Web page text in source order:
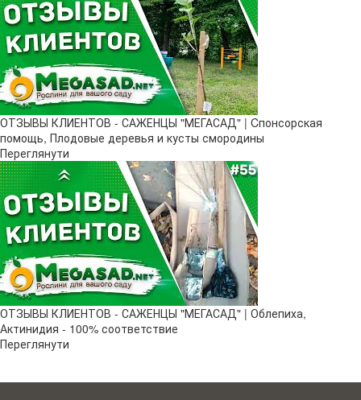
ОТЗЫВЫ КЛИЕНТОВ - САЖЕНЦЫ "МЕГАСАД" | Cпонсорская
помощь, Плодовые деревья и кусты смородины
Переглянути
ОТЗЫВЫ КЛИЕНТОВ - САЖЕНЦЫ "МЕГАСАД" | Облепиха,
Актинидия - 100% соответствие
Переглянути